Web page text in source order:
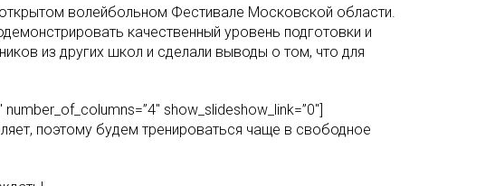
волейбольном Фестивале Московской области.
качественный уровень подготовки и
из других школ и сделали выводы о том, что для
show_slideshow_link=”0″]
поэтому будем тренироваться чаще в свободное